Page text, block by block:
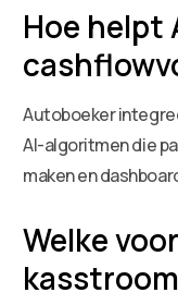
Hoe helpt
Autoboeker
AI-algoritmen die
maken en
Welke